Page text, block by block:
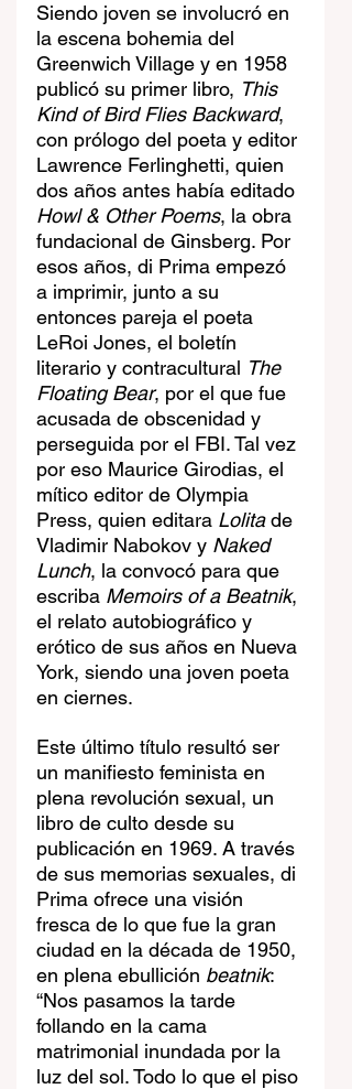
Siendo joven se involucró en
la escena bohemia del
Greenwich Village y en 1958
publicó su primer libro, This
Kind of Bird Flies Backward,
con prólogo del poeta y editor
Lawrence Ferlinghetti, quien
dos años antes había editado
Howl & Other Poems, la obra
fundacional de Ginsberg. Por
esos años, di Prima empezó
a imprimir, junto a su
entonces pareja el poeta
LeRoi Jones, el boletín
literario y contracultural The
Floating Bear, por el que fue
acusada de obscenidad y
perseguida por el FBI. Tal vez
por eso Maurice Girodias, el
mítico editor de Olympia
Press, quien editara Lolita de
Vladimir Nabokov y Naked
Lunch, la convocó para que
escriba Memoirs of a Beatnik,
el relato autobiográfico y
erótico de sus años en Nueva
York, siendo una joven poeta
en ciernes.
Este último título resultó ser
un manifiesto feminista en
plena revolución sexual, un
libro de culto desde su
publicación en 1969. A través
de sus memorias sexuales, di
Prima ofrece una visión
fresca de lo que fue la gran
ciudad en la década de 1950,
en plena ebullición beatnik:
“Nos pasamos la tarde
follando en la cama
matrimonial inundada por la
luz del sol. Todo lo que el piso